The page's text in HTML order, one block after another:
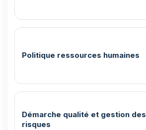
Politique ressources humaines
Démarche qualité et gestion des
risques